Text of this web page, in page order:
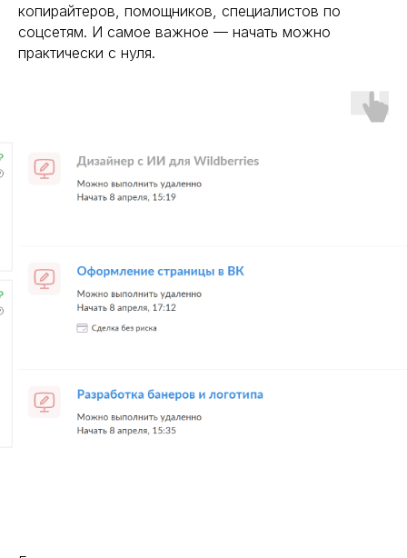
копирайтеров, помощников, специалистов по
соцсетям. И самое важное — начать можно
практически с нуля.